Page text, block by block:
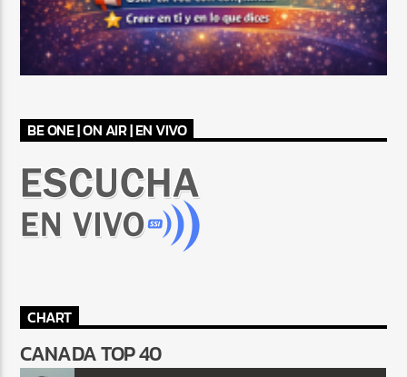
BE ONE | ON AIR | EN VIVO
CHART
CANADA TOP 40